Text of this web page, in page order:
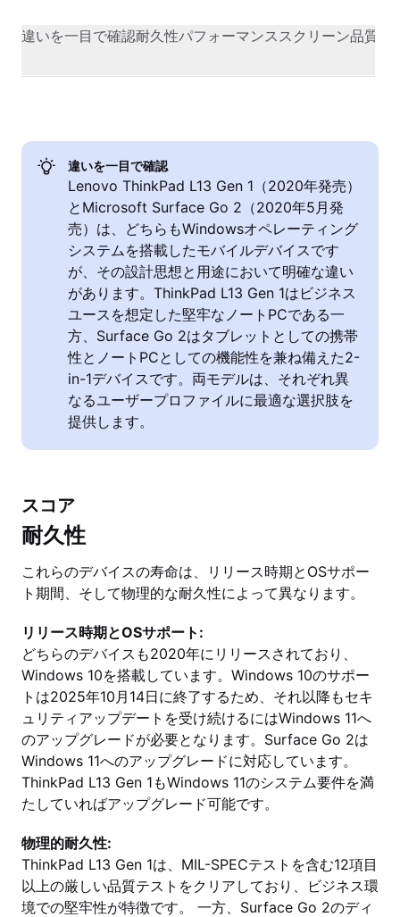
違いを一目で確認耐久性パフォーマンススクリーン品質
違いを一目で確認
Lenovo ThinkPad L13 Gen 1（2020年発売）
とMicrosoft Surface Go 2（2020年5月発
売）は、どちらもWindowsオペレーティング
システムを搭載したモバイルデバイスです
が、その設計思想と用途において明確な違い
があります。ThinkPad L13 Gen 1はビジネス
ユースを想定した堅牢なノートPCである一
方、Surface Go 2はタブレットとしての携帯
性とノートPCとしての機能性を兼ね備えた2-
in-1デバイスです。両モデルは、それぞれ異
なるユーザープロファイルに最適な選択肢を
提供します。
スコア
耐久性
これらのデバイスの寿命は、リリース時期とOSサポー
ト期間、そして物理的な耐久性によって異なります。
リリース時期とOSサポート:
どちらのデバイスも2020年にリリースされており、
Windows 10を搭載しています。Windows 10のサポー
トは2025年10月14日に終了するため、それ以降もセキ
ュリティアップデートを受け続けるにはWindows 11へ
のアップグレードが必要となります。Surface Go 2は
Windows 11へのアップグレードに対応しています。
ThinkPad L13 Gen 1もWindows 11のシステム要件を満
たしていればアップグレード可能です。
物理的耐久性:
ThinkPad L13 Gen 1は、MIL-SPECテストを含む12項目
以上の厳しい品質テストをクリアしており、ビジネス環
境での堅牢性が特徴です。 一方、Surface Go 2のディ